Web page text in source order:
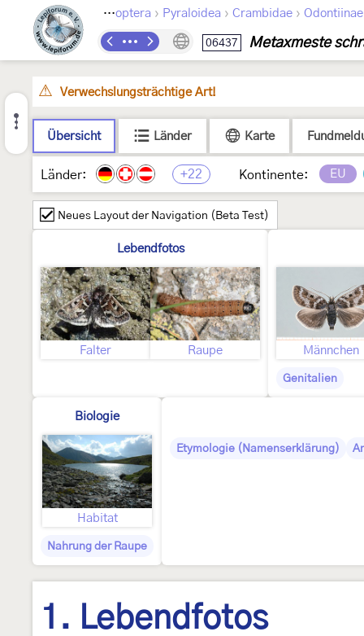
Lepidoptera › Pyraloidea › Crambidae › Odontiinae
06437 Metaxmeste
Verwechslungsträchtige Art!
Übersicht Länder Karte
Länder: +22 Kontinente: EU
Neues Layout der Navigation (Beta Test)
Lebendfotos
Falter Raupe Männchen
Genitalien
Biologie
Habitat
Nahrung der Raupe
Etymologie (Namenserklärung)
1. Lebendfotos